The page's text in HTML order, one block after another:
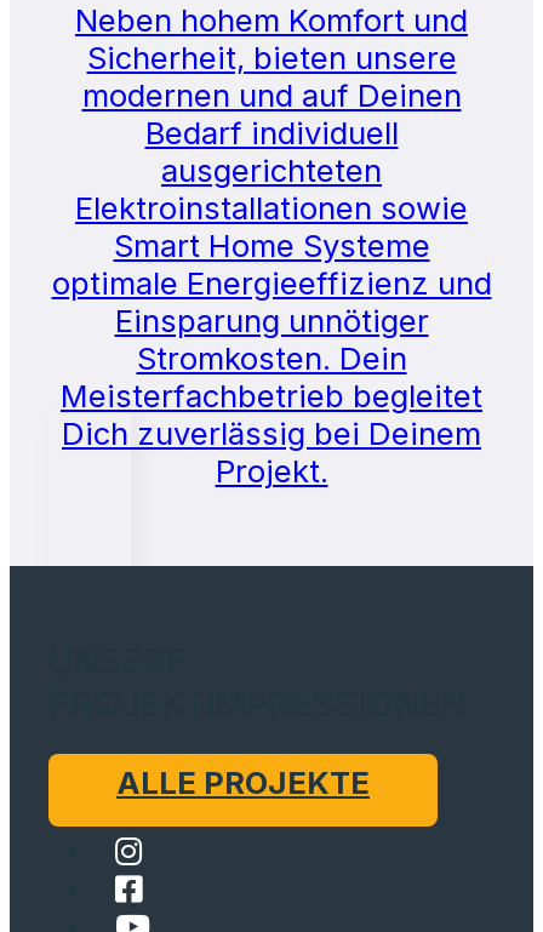
Neben hohem Komfort und
Sicherheit, bieten unsere
modernen und auf Deinen
Bedarf individuell
ausgerichteten
Elektroinstallationen sowie
Smart Home Systeme
optimale Energieeffizienz und
Einsparung unnötiger
Stromkosten. Dein
Meisterfachbetrieb begleitet
Dich zuverlässig bei Deinem
Projekt.
ALLE PROJEKTE